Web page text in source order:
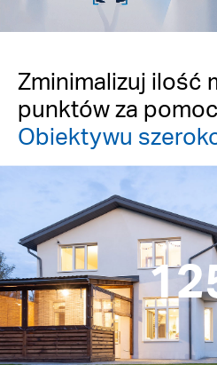
Zminimalizuj ilość
punktów za
Obiektywu